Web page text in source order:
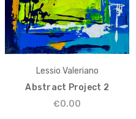
Lessio Valeriano
Abstract Project 2
€0.00